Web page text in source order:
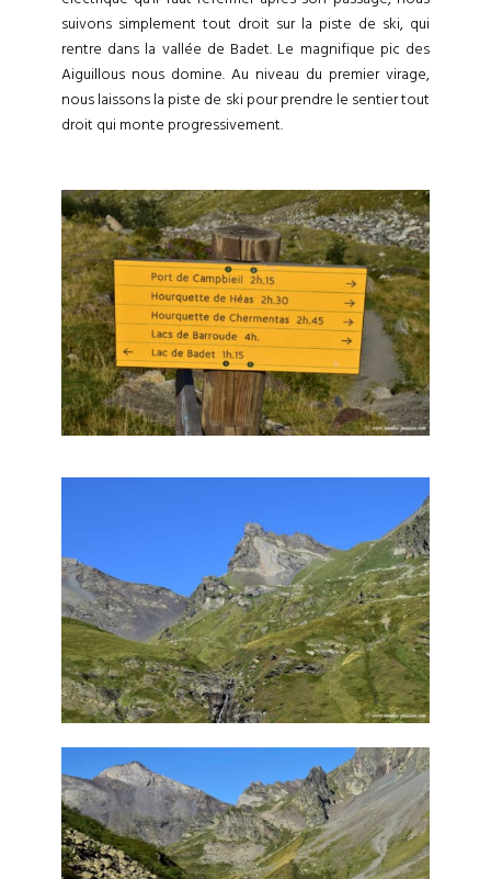
suivons simplement tout droit sur la piste de ski, qui
rentre dans la vallée de Badet. Le magnifique pic des
Aiguillous nous domine. Au niveau du premier virage,
nous laissons la piste de ski pour prendre le sentier tout
droit qui monte progressivement.